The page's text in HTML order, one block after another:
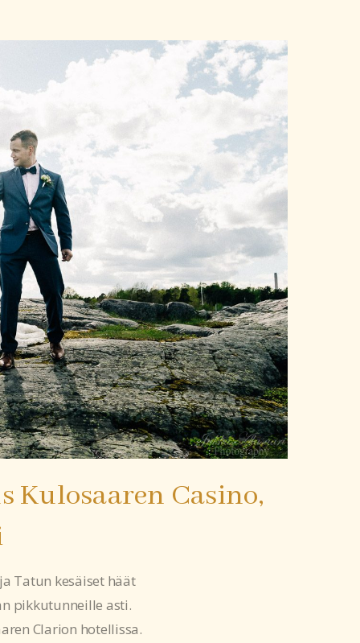
Kulosaaren Casino,
Tatun kesäiset häät
pikkutunneille asti.
Clarion hotellissa.